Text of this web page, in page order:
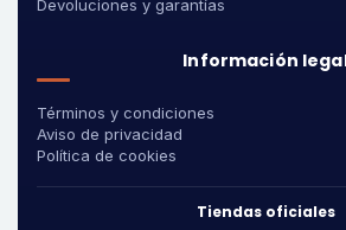
Devoluciones y garantías
Información
Términos y condiciones
Aviso de privacidad
Política de cookies
Tiendas oficiales